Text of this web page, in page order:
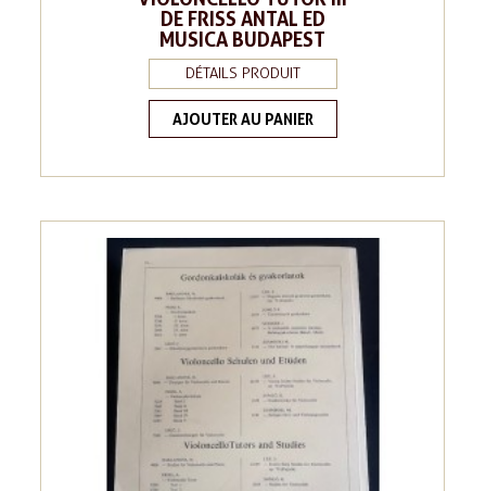
DE FRISS ANTAL ED
MUSICA BUDAPEST
DÉTAILS PRODUIT
AJOUTER AU PANIER